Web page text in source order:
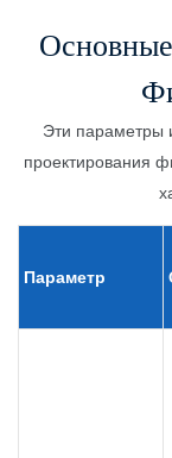
Эти параметры
проектирования
Параметр